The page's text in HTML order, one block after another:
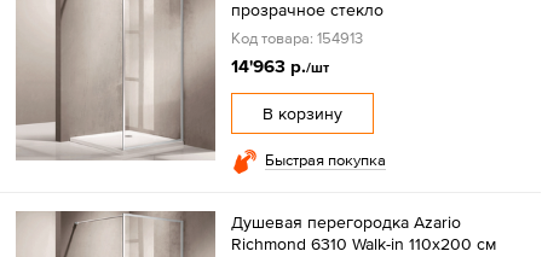
прозрачное стекло
Код товара: 154913
14'963 р./шт
В корзину
Быстрая покупка
Душевая перегородка Azario
Richmond 6310 Walk-in 110х200 см